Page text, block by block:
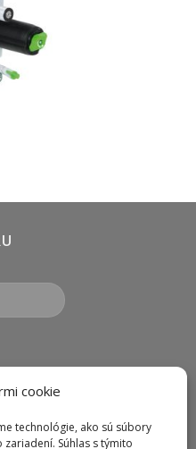
cookie
technológie, ako sú súbory
Súhlas s týmito